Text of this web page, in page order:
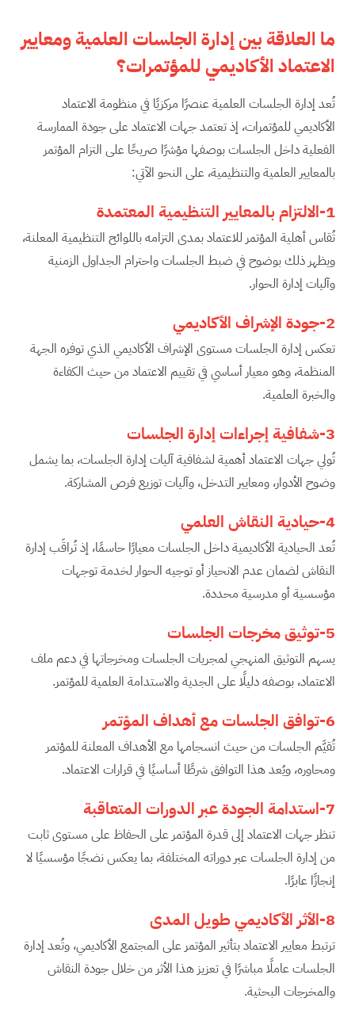
ما العلاقة بين إدارة الجلسات العلمية ومعايير
الاعتماد الأكاديمي للمؤتمرات؟
تُعد إدارة الجلسات العلمية عنصرًا مركزيًا في منظومة الاعتماد
الأكاديمي للمؤتمرات، إذ تعتمد جهات الاعتماد على جودة الممارسة
الفعلية داخل الجلسات بوصفها مؤشرًا صريحًا على التزام المؤتمر
بالمعايير العلمية والتنظيمية، على النحو الآتي:
1-الالتزام بالمعايير التنظيمية المعتمدة
تُقاس أهلية المؤتمر للاعتماد بمدى التزامه باللوائح التنظيمية المعلنة،
ويظهر ذلك بوضوح في ضبط الجلسات واحترام الجداول الزمنية
وآليات إدارة الحوار.
2-جودة الإشراف الأكاديمي
تعكس إدارة الجلسات مستوى الإشراف الأكاديمي الذي توفره الجهة
المنظمة، وهو معيار أساسي في تقييم الاعتماد من حيث الكفاءة
والخبرة العلمية.
3-شفافية إجراءات إدارة الجلسات
تُولي جهات الاعتماد أهمية لشفافية آليات إدارة الجلسات، بما يشمل
وضوح الأدوار، ومعايير التدخل، وآليات توزيع فرص المشاركة.
4-حيادية النقاش العلمي
تُعد الحيادية الأكاديمية داخل الجلسات معيارًا حاسمًا، إذ تُراقَب إدارة
النقاش لضمان عدم الانحياز أو توجيه الحوار لخدمة توجهات
مؤسسية أو مدرسية محددة.
5-توثيق مخرجات الجلسات
يسهم التوثيق المنهجي لمجريات الجلسات ومخرجاتها في دعم ملف
الاعتماد، بوصفه دليلًا على الجدية والاستدامة العلمية للمؤتمر.
6-توافق الجلسات مع أهداف المؤتمر
تُقيَّم الجلسات من حيث انسجامها مع الأهداف المعلنة للمؤتمر
ومحاوره، ويُعد هذا التوافق شرطًا أساسيًا في قرارات الاعتماد.
7-استدامة الجودة عبر الدورات المتعاقبة
تنظر جهات الاعتماد إلى قدرة المؤتمر على الحفاظ على مستوى ثابت
من إدارة الجلسات عبر دوراته المختلفة، بما يعكس نضجًا مؤسسيًا لا
إنجازًا عابرًا.
8-الأثر الأكاديمي طويل المدى
ترتبط معايير الاعتماد بتأثير المؤتمر على المجتمع الأكاديمي، وتُعد إدارة
الجلسات عاملًا مباشرًا في تعزيز هذا الأثر من خلال جودة النقاش
والمخرجات البحثية.